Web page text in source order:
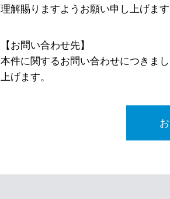
理解賜りますようお願い申し上げます
【お問い合わせ先】
本件に関するお問い合わせにつきま
上げます。